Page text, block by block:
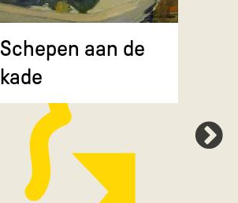
Schepen aan de
kade